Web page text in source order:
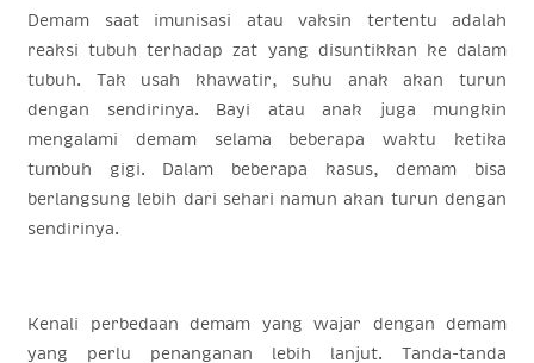
Demam saat imunisasi atau vaksin tertentu adalah
reaksi tubuh terhadap zat yang disuntikkan ke dalam
tubuh. Tak usah khawatir, suhu anak akan turun
dengan sendirinya. Bayi atau anak juga mungkin
mengalami demam selama beberapa waktu ketika
tumbuh gigi. Dalam beberapa kasus, demam bisa
berlangsung lebih dari sehari namun akan turun dengan
sendirinya.
Kenali perbedaan demam yang wajar dengan demam
yang perlu penanganan lebih lanjut. Tanda-tanda